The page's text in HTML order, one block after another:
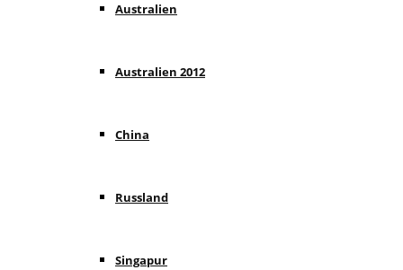
Australien
Australien 2012
China
Russland
Singapur